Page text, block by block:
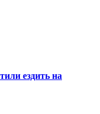
ездить на